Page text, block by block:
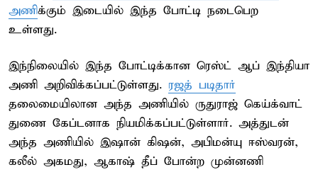
அணிக்கும் இடையில் இந்த போட்டி நடைபெற
உள்ளது.
இந்நிலையில் இந்த போட்டிக்கான ரெஸ்ட் ஆப் இந்தியா
அணி அறிவிக்கப்பட்டுள்ளது. ரஜத் படிதார்
தலைமையிலான அந்த அணியில் ருதுராஜ் கெய்க்வாட்
துணை கேப்டனாக நியமிக்கப்பட்டுள்ளார். அத்துடன்
அந்த அணியில் இஷான் கிஷன், அபிமன்யு ஈஸ்வரன்,
கலீல் அகமது, ஆகாஷ் தீப் போன்ற முன்னணி